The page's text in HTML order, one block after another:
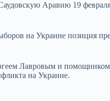
Аравию 19
на Украине позиция
Лавровым и помощником
на Украине.